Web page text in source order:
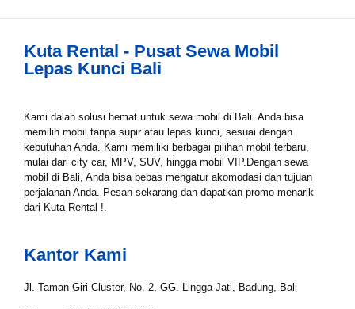
Kuta Rental - Pusat Sewa Mobil
Lepas Kunci Bali
Kami dalah solusi hemat untuk sewa mobil di Bali. Anda bisa
memilih mobil tanpa supir atau lepas kunci, sesuai dengan
kebutuhan Anda. Kami memiliki berbagai pilihan mobil terbaru,
mulai dari city car, MPV, SUV, hingga mobil VIP.Dengan sewa
mobil di Bali, Anda bisa bebas mengatur akomodasi dan tujuan
perjalanan Anda. Pesan sekarang dan dapatkan promo menarik
dari Kuta Rental !.
Nama*
Tgl Mulai*
Tgl Selesai*
Kantor Kami
Jl. Taman Giri Cluster, No. 2, GG. Lingga Jati, Badung, Bali